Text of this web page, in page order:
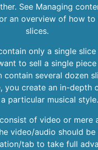
See Managing
an overview of how to
slices.
only a single
to sell a single
contain several dozen
you create an in-depth
particular musical style.
of video or mere
video/audio should be
tab to take full